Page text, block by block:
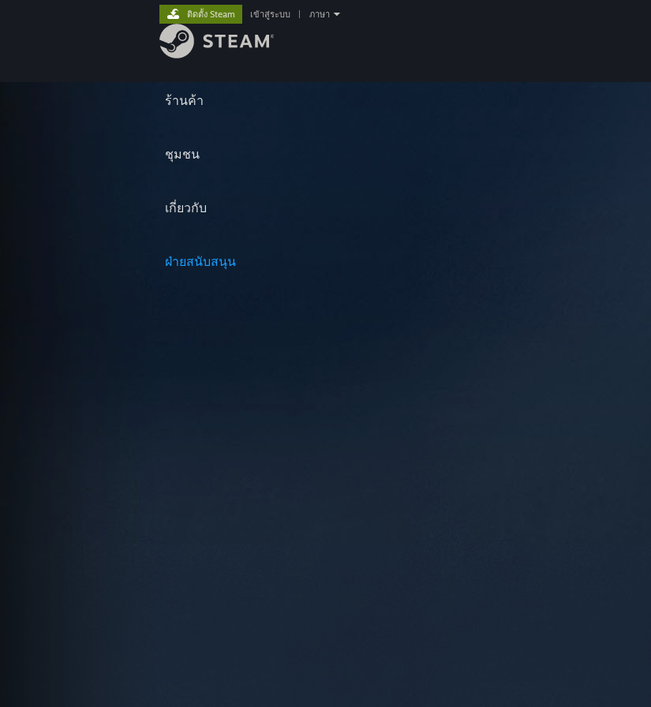
ร้านค้า
ชุมชน
เกี่ยวกับ
ฝ่ายสนับสนุน
ติดตั้ง Steam เข้าสู่ระบบ ภาษา